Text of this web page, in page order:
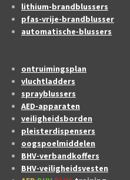
lithium-brandblussers
pfas-vrije-brandblusser
automatische-blussers
ontruimingsplan
vluchtladders
sprayblussers
AED-apparaten
veiligheidsborden
pleisterdispensers
oogspoelmiddelen
BHV-verbandkoffers
BHV-veiligheidsvesten